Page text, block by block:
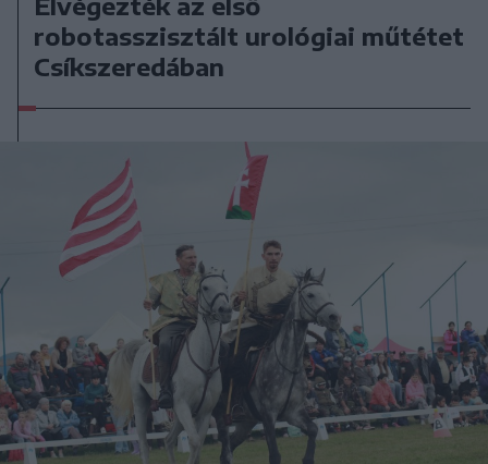
robotasszisztált urológiai műtétet
Csíkszeredában